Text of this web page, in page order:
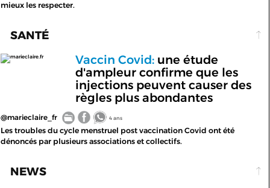
mieux les respecter.
SANTÉ
marieclaire.fr Vaccin Covid:une étude
d'ampleur confirme que les
injections peuvent causer des
règles plus abondantes
@marieclaire_fr 4 ans
Les troubles du cycle menstruel post vaccination Covid ont été
dénoncés par plusieurs associations et collectifs.
NEWS